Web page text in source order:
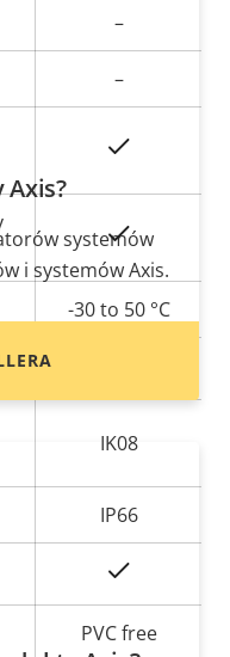
–
–
Tak
-30 to 50 °C
IK08
IP66
PVC free
systemów
i systemów Axis.